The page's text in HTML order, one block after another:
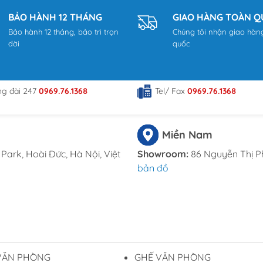
Trịnh Văn Bô, phường Phương Canh, Quận Nam Từ Liêm,
Thạnh, Hóc Môn, TP HCM
BẢO HÀNH 12 THÁNG
Bảo hành 12 tháng, bảo trì trọn
đời
GIAO HÀNG TOÀN
Chúng tôi nhận giao
quốc
đài 247 0969.76.1368 Tel/ Fax 0969.76.1368
Hoài Đức, Hà Nội, Việt
Miền Nam
Showroom: 86 Nguyễn Thị
bản đồ
PHÒNG GHẾ VĂN PHÒNG